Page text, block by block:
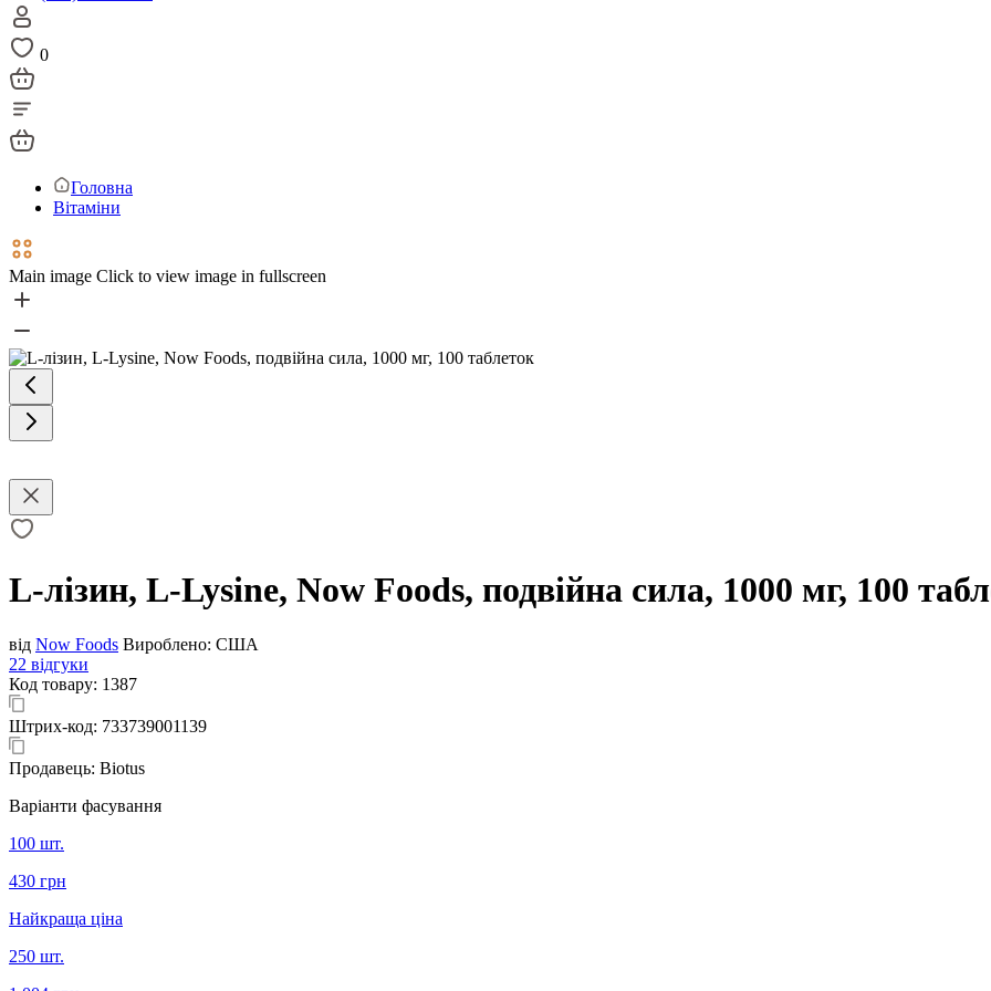
0
Головна
Вітаміни
Main image Click to view image in fullscreen
L-лізин, L-Lysine, Now Foods, подвійна сила, 1000 мг, 100
від Now Foods Вироблено: США
22 відгуки
Код товару: 1387
Штрих-код: 733739001139
Продавець: Biotus
Варіанти фасування
100 шт.
430 грн
Найкраща ціна
250 шт.